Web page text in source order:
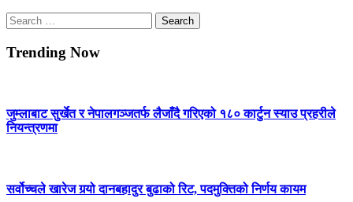
Search
for:
Trending Now
जुम्लाबाट सुर्खेत र नेपालगञ्जतर्फ लैजाँदै गरिएको १८० कार्टुन स्याउ प्रहरीले
नियन्त्रणमा
सर्वोच्चले खारेज गर्‍यो दानबहादुर बुढाको रिट, पदमुक्तिको निर्णय कायम